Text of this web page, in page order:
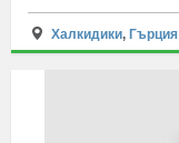
Халкидики, Гърция